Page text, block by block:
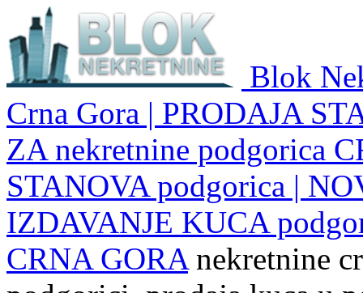
Blok
Crna Gora | PRODAJA
ZA nekretnine podgorica
STANOVA podgorica |
IZDAVANJE KUCA
CRNA GORA nekretnine